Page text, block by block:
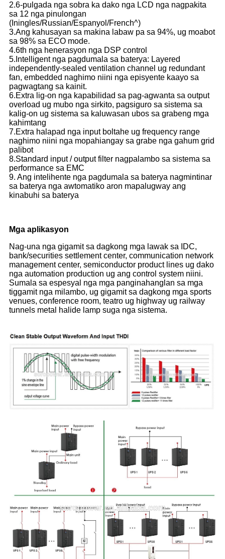
2.6-pulgada nga sobra ka dako nga LCD nga nagpakita
sa 12 nga pinulongan
(Iningles/Russian/Espanyol/French^)
3.Ang kahusayan sa makina labaw pa sa 94%, ug moabot
sa 98% sa ECO mode.
4.6th nga henerasyon nga DSP control
5.Intelligent nga pagdumala sa baterya: Layered
independently-sealed ventilation channel ug redundant
fan, embedded naghimo niini nga episyente kaayo sa
pagwagtang sa kainit.
6.Extra lig-on nga kapabilidad sa pag-agwanta sa output
overload ug mubo nga sirkito, pagsiguro sa sistema sa
kalig-on ug sistema sa kaluwasan ubos sa grabeng mga
kahimtang
7.Extra halapad nga input boltahe ug frequency range
naghimo niini nga mopahiangay sa grabe nga gahum grid
palibot
8.Standard input / output filter nagpalambo sa sistema sa
performance sa EMC
9. Ang intelihente nga pagdumala sa baterya nagmintinar
sa baterya nga awtomatiko aron mapalugway ang
kinabuhi sa baterya
Mga aplikasyon
Nag-una nga gigamit sa dagkong mga lawak sa IDC,
bank/securities settlement center, communication network
management center, semiconductor product lines ug dako
nga automation production ug ang control system niini.
Sumala sa espesyal nga mga panginahanglan sa mga
tiggamit nga milambo, ug gigamit sa dagkong mga sports
venues, conference room, teatro ug highway ug railway
tunnels metal halide lamp suga nga sistema.